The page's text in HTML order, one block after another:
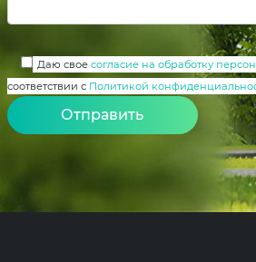
Даю свое согласие на обработку
соответствии с Политикой